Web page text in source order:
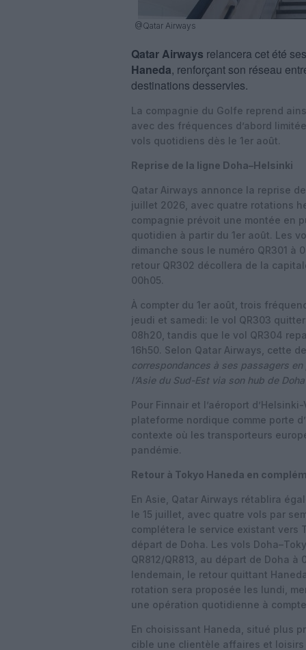
@Qatar Airways
Qatar Airways relancera cet été
Haneda, renforçant son réseau
destinations desservies.
La compagnie du Golfe reprend
avec des fréquences d’abord
vols quotidiens dès le 1er août.
Reprise de la ligne Doha–Helsinki
Qatar Airways annonce la reprise
juillet 2026, avec quatre rotations
compagnie prévoit une montée en
quotidien à partir du 1er août. Les
dimanche sous le numéro QR301 à
retour QR302 décollera de la
00h05.
À compter du 1er août, trois
jeudi et samedi: le vol QR303
08h20, tandis que le vol QR304
16h50. Selon Qatar Airways, cette
correspondances à ses passagers
l’Asie du Sud-Est via son hub de
Pour Finnair et l’aéroport
plateforme nordique comme porte
contexte où les transporteurs
pandémie.
Retour à Tokyo Haneda en
En Asie, Qatar Airways rétablira
le 15 juillet, avec quatre vols par
complétera le service existant vers
départ de Doha. Les vols
QR812/QR813, au départ de Doha
lendemain, le retour quittant
rotation sera proposée les lundi,
une opération quotidienne à
En choisissant Haneda, situé plus
cible une clientèle affaires et